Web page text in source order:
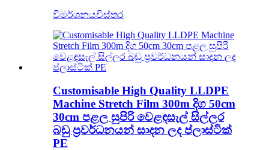
විමර්ශනයවිස්තර
Customisable High Quality LLDPE
Machine Stretch Film 300m දිග ​​50cm
30cm පළල සුපිරි වෙළඳසැල් සිල්ලර
බඩු ප්‍රවර්ධනයන් සාදන ලද ප්ලාස්ටික්
PE